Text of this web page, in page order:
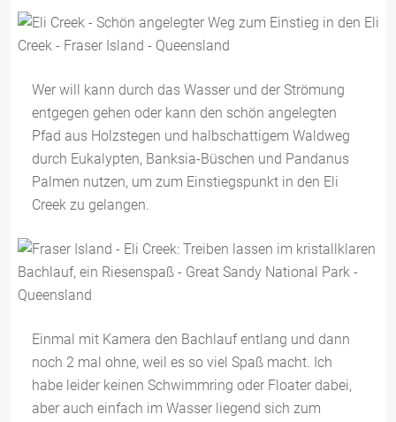
Wer will kann durch das Wasser und der Strömung
entgegen gehen oder kann den schön angelegten
Pfad aus Holzstegen und halbschattigem Waldweg
durch Eukalypten, Banksia-Büschen und Pandanus
Palmen nutzen, um zum Einstiegspunkt in den Eli
Creek zu gelangen.
Einmal mit Kamera den Bachlauf entlang und dann
noch 2 mal ohne, weil es so viel Spaß macht. Ich
habe leider keinen Schwimmring oder Floater dabei,
aber auch einfach im Wasser liegend sich zum